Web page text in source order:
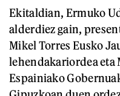
Ekitaldian, Ermuko
alderdiez gain,
Mikel Torres Eusko
lehendakariordea eta
Espainiako